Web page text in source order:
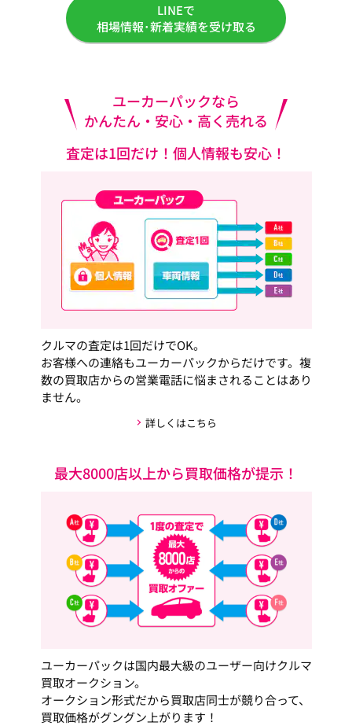
LINEで
相場情報･新着実績を受け取る
ユーカーパックなら
かんたん・安心・高く売れる
査定は1回だけ！個人情報も安心！
クルマの査定は1回だけでOK。
お客様への連絡もユーカーパックからだけです。複
数の買取店からの営業電話に悩まされることはあり
ません。
詳しくはこちら
最大8000店以上から買取価格が提示！
ユーカーパックは国内最大級のユーザー向けクルマ
買取オークション。
オークション形式だから買取店同士が競り合って、
買取価格がグングン上がります！